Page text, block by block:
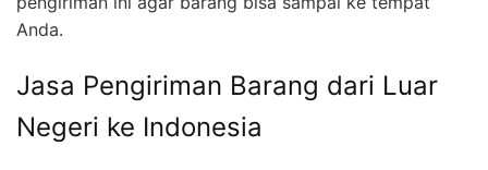
Anda.
Jasa Pengiriman Barang dari Luar
Negeri ke Indonesia